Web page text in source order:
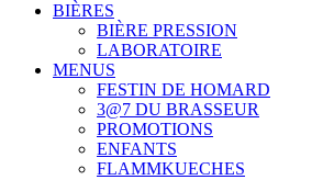
BIÈRES
BIÈRE PRESSION
LABORATOIRE
MENUS
FESTIN DE HOMARD
3@7 DU BRASSEUR
PROMOTIONS
ENFANTS
FLAMMKUECHES